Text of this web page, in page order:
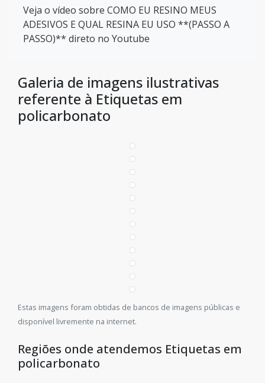
Veja o vídeo sobre COMO EU RESINO MEUS
ADESIVOS E QUAL RESINA EU USO **(PASSO A
PASSO)** direto no Youtube
Galeria de imagens ilustrativas
referente à Etiquetas em
policarbonato
Estas imagens foram obtidas de bancos de imagens públicas e
disponível livremente na internet.
Regiões onde atendemos Etiquetas em
policarbonato